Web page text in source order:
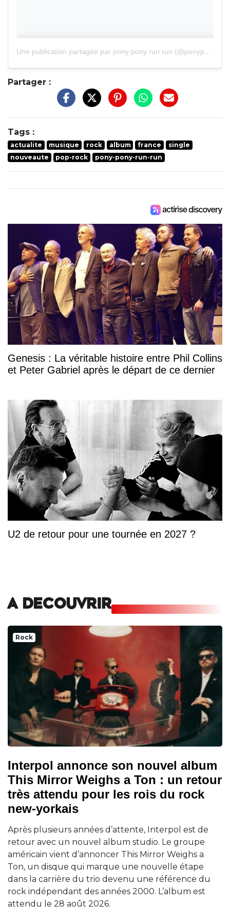
Une publication partagée par pony pony run run (@ponyponyrunrunofficial)
Partager :
Tags :
actualite musique rock album france
single
nouveaute
pop-rock pony-pony-run-run
Genesis : La véritable histoire entre Phil Collins
et Peter Gabriel après le départ de ce dernier
U2 de retour pour une tournée en 2027 ?
A DECOUVRIR
Rock
Interpol annonce son nouvel album
This Mirror Weighs a Ton : un retour
très attendu pour les rois du rock
new-yorkais
Après plusieurs années d’attente, Interpol est de
retour avec un nouvel album studio. Le groupe
américain vient d’annoncer This Mirror Weighs a
Ton, un disque qui marque une nouvelle étape
dans la carrière du trio devenu une référence du
rock indépendant des années 2000. L’album est
attendu le 28 août 2026.